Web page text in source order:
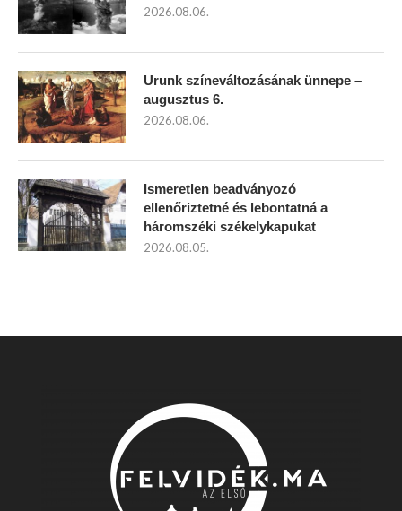
2026.08.06.
Urunk színeváltozásának ünnepe –
augusztus 6.
2026.08.06.
Ismeretlen beadványozó
ellenőriztetné és lebontatná a
háromszéki székelykapukat
2026.08.05.